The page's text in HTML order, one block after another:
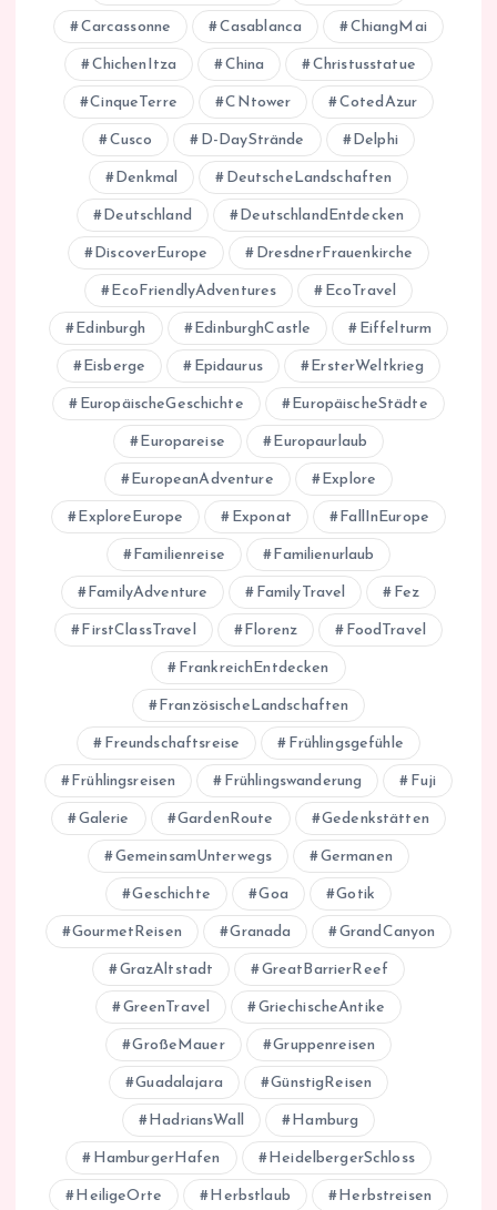
Carcassonne Casablanca ChiangMai
ChichenItza China Christusstatue
CinqueTerre CNtower CotedAzur
Cusco D-DayStrände Delphi
Denkmal DeutscheLandschaften
Deutschland DeutschlandEntdecken
DiscoverEurope DresdnerFrauenkirche
EcoFriendlyAdventures EcoTravel
Edinburgh EdinburghCastle Eiffelturm
Eisberge Epidaurus ErsterWeltkrieg
EuropäischeGeschichte EuropäischeStädte
Europareise Europaurlaub
EuropeanAdventure Explore
ExploreEurope Exponat FallInEurope
Familienreise Familienurlaub
FamilyAdventure FamilyTravel Fez
FirstClassTravel Florenz FoodTravel
FrankreichEntdecken
FranzösischeLandschaften
Freundschaftsreise Frühlingsgefühle
Frühlingsreisen Frühlingswanderung Fuji
Galerie GardenRoute Gedenkstätten
GemeinsamUnterwegs Germanen
Geschichte Goa Gotik
GourmetReisen Granada GrandCanyon
GrazAltstadt GreatBarrierReef
GreenTravel GriechischeAntike
GroßeMauer Gruppenreisen
Guadalajara GünstigReisen
HadriansWall Hamburg
HamburgerHafen HeidelbergerSchloss
HeiligeOrte Herbstlaub Herbstreisen